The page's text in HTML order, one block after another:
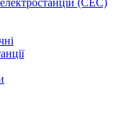
(СЕС)